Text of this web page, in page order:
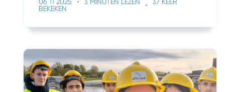
06 11 2025 3 MINUTEN LEZEN
37 KEER
BEKEKEN